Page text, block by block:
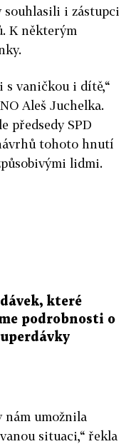
souhlasili i zástupci
K některým
s vaničkou i dítě,“
Aleš Juchelka.
předsedy SPD
tohoto hnutí
lidmi.
které
podrobnosti o
nám umožnila
situaci,“ řekla